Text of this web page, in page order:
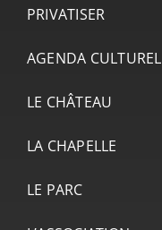
PRIVATISER
AGENDA CULTUREL
LE CHÂTEAU
LA CHAPELLE
LE PARC